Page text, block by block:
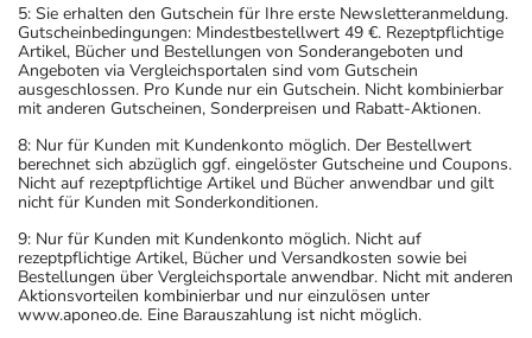
5: Sie erhalten den Gutschein für Ihre erste Newsletteranmeldung.
Gutscheinbedingungen: Mindestbestellwert 49 €. Rezeptpflichtige
Artikel, Bücher und Bestellungen von Sonderangeboten und
Angeboten via Vergleichsportalen sind vom Gutschein
ausgeschlossen. Pro Kunde nur ein Gutschein. Nicht kombinierbar
mit anderen Gutscheinen, Sonderpreisen und Rabatt-Aktionen.
8: Nur für Kunden mit Kundenkonto möglich. Der Bestellwert
berechnet sich abzüglich ggf. eingelöster Gutscheine und Coupons.
Nicht auf rezeptpflichtige Artikel und Bücher anwendbar und gilt
nicht für Kunden mit Sonderkonditionen.
9: Nur für Kunden mit Kundenkonto möglich. Nicht auf
rezeptpflichtige Artikel, Bücher und Versandkosten sowie bei
Bestellungen über Vergleichsportale anwendbar. Nicht mit anderen
Aktionsvorteilen kombinierbar und nur einzulösen unter
www.aponeo.de. Eine Barauszahlung ist nicht möglich.